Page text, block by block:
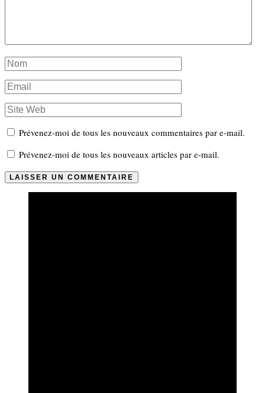
Prévenez-moi de tous les nouveaux commentaires par e-mail.
Prévenez-moi de tous les nouveaux articles par e-mail.